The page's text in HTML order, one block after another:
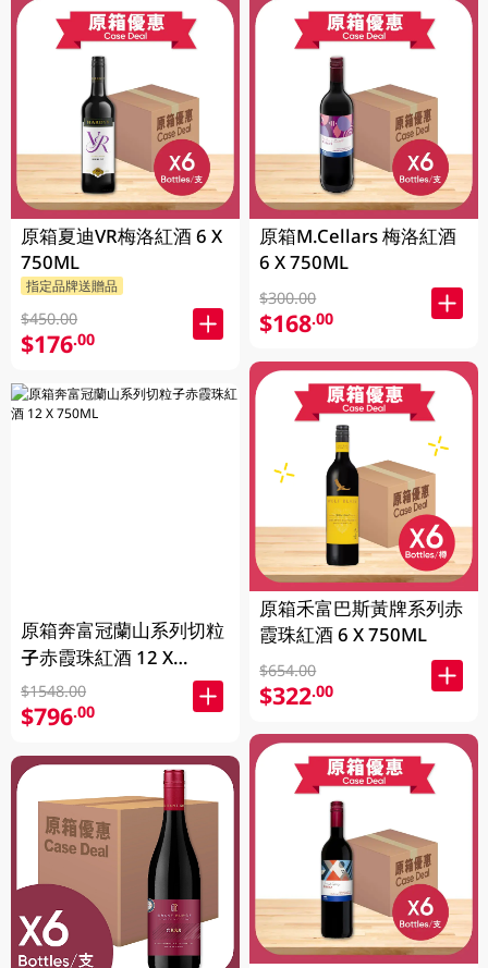
原箱夏迪VR梅洛紅酒 6 X
750ML
指定品牌送贈品
$450.00
$176.00
原箱奔富冠蘭山系列切粒
子赤霞珠紅酒 12 X
750ML
$1548.00
$796.00
原箱M.Cellars 梅洛紅酒
6 X 750ML
$300.00
$168.00
原箱禾富巴斯黃牌系列赤
霞珠紅酒 6 X 750ML
$654.00
$322.00